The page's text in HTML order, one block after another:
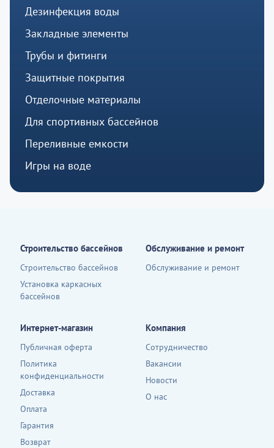
Дезинфекция воды
Закладные элементы
Трубы и фитинги
Защитные покрытия
Отделочные материалы
Для спортивных бассейнов
Переливные емкости
Игры на воде
Строительство бассейнов
Строительство бассейнов
Установка каркасных
бассейнов
Обслуживание и ремонт
Обслуживание и ремонт
Интернет-магазин
Публичная оферта
Политика
конфиденциальности
Доставка
Оплата
Гарантия
Возврат
Компания
Сотрудничество
Вакансии
Новости
О нас